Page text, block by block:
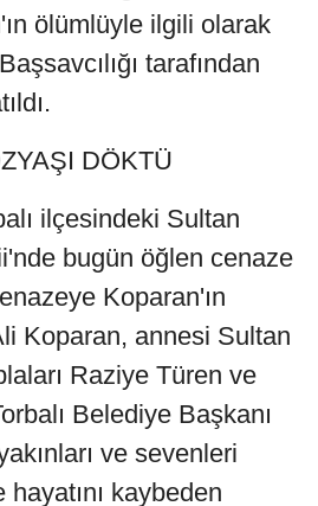
ölümlüyle ilgili olarak
tarafından
DÖKTÜ
ilçesindeki Sultan
bugün öğlen cenaze
Koparan'ın
Koparan, annesi Sultan
Raziye Türen ve
Belediye Başkanı
ve sevenleri
hayatını kaybeden